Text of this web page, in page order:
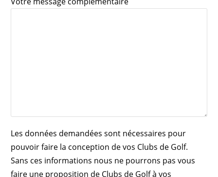
Les données demandées sont nécessaires pour
pouvoir faire la conception de vos Clubs de Golf.
Sans ces informations nous ne pourrons pas vous
faire une proposition de Clubs de Golf à vos